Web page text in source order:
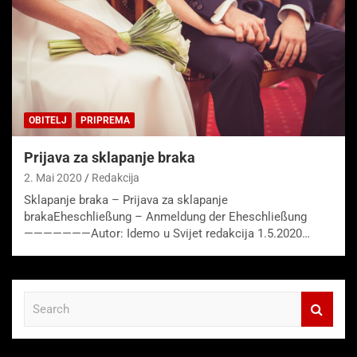
OBITELJ PRIPREMA
Prijava za sklapanje braka
2. Mai 2020 Redakcija
Sklapanje braka – Prijava za sklapanje
brakaEheschließung – Anmeldung der Eheschließung
———————Autor: Idemo u Svijet redakcija 1.5.2020…